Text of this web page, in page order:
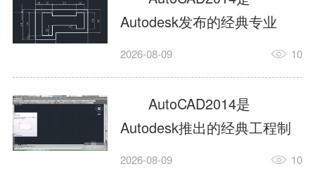
行业工程设计。版本新增图
纸标签页、实景地理地图、
协同设计交流模块，优化命
令行智能纠错与图层批量管
理，支持Win8触屏操作、点
云扫描数据导入，兼容各类
DWG图纸格式，文件互通...
Autodesk发布的经典专业
CAD制图设计软件，是工程
绘图工具。软件专注精准二
维绘图、图纸编辑、参数化
设计及基础三维建模，广泛
应用于建筑设计、机械制
2026-08-09 10
AutoCAD2014是
Autodesk推出的经典工程制
图设计软件，主打高效精准
2026-08-09 10